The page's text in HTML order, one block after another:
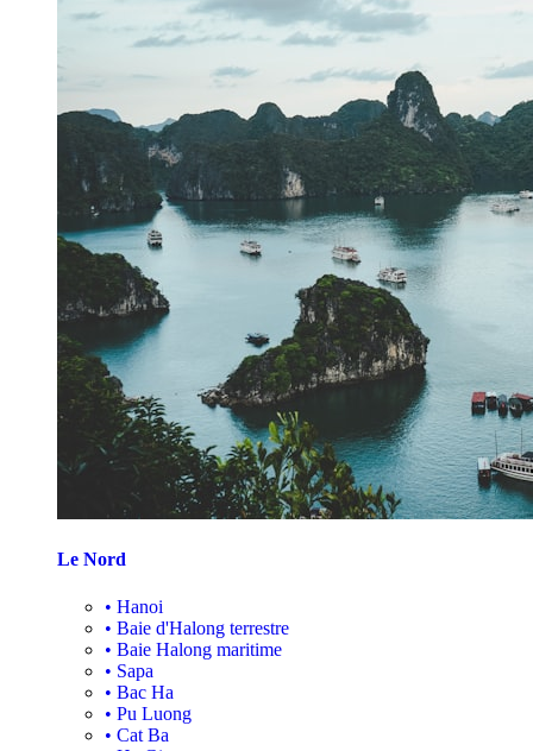
Le Nord
• Hanoi
• Baie d'Halong terrestre
• Baie Halong maritime
• Sapa
• Bac Ha
• Pu Luong
• Cat Ba